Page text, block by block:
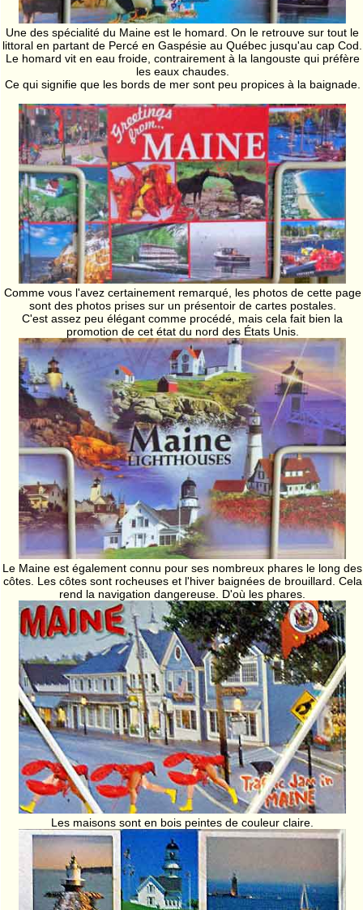
Une des spécialité du Maine est le homard. On le retrouve sur tout le
littoral en partant de Percé en Gaspésie au Québec jusqu'au cap Cod.
Le homard vit en eau froide, contrairement à la langouste qui préfère
les eaux chaudes.
Ce qui signifie que les bords de mer sont peu propices à la baignade.
Comme vous l'avez certainement remarqué, les photos de cette page
sont des photos prises sur un présentoir de cartes postales.
C'est assez peu élégant comme procédé, mais cela fait bien la
promotion de cet état du nord des États Unis.
Le Maine est également connu pour ses nombreux phares le long des
côtes. Les côtes sont rocheuses et l'hiver baignées de brouillard. Cela
rend la navigation dangereuse. D'où les phares.
Les maisons sont en bois peintes de couleur claire.